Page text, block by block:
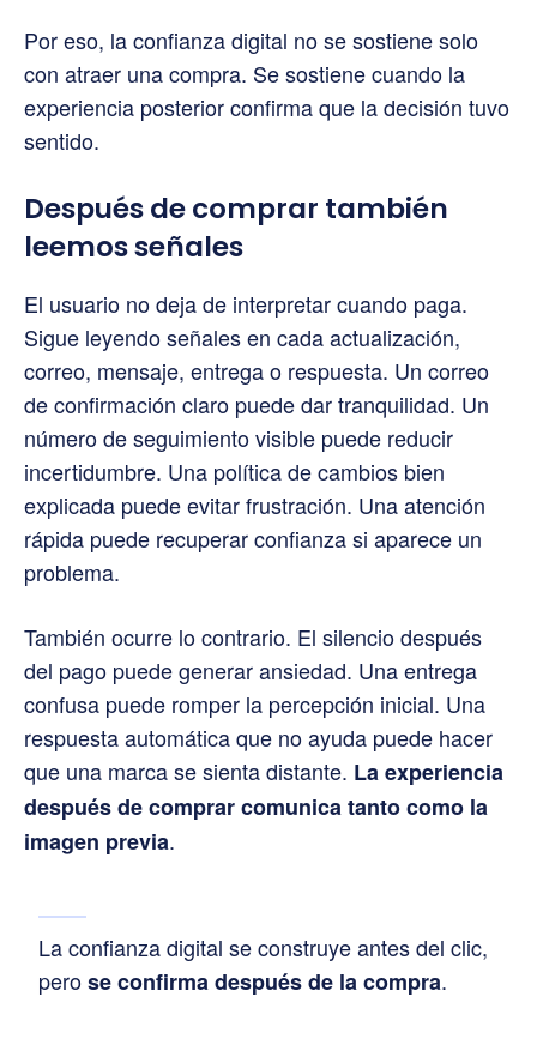
Por eso, la confianza digital no se sostiene solo
con atraer una compra. Se sostiene cuando la
experiencia posterior confirma que la decisión tuvo
sentido.
Después de comprar también
leemos señales
El usuario no deja de interpretar cuando paga.
Sigue leyendo señales en cada actualización,
correo, mensaje, entrega o respuesta. Un correo
de confirmación claro puede dar tranquilidad. Un
número de seguimiento visible puede reducir
incertidumbre. Una política de cambios bien
explicada puede evitar frustración. Una atención
rápida puede recuperar confianza si aparece un
problema.
También ocurre lo contrario. El silencio después
del pago puede generar ansiedad. Una entrega
confusa puede romper la percepción inicial. Una
respuesta automática que no ayuda puede hacer
que una marca se sienta distante. La experiencia
después de comprar comunica tanto como la
imagen previa.
La confianza digital se construye antes del clic,
perose confirma después de la compra.